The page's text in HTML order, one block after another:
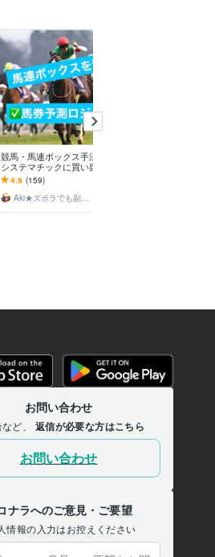
競馬・馬連ボックス手法教えます
システマチックに買い目を出した
い人必見です
4.9 (159)
Aki★ズボラでも副業で稼ぐ